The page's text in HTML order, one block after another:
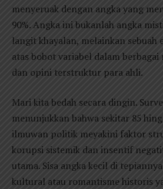
menyeruak dengan angka yang
90%. Angka ini bukanlah angka
langit khayalan, melainkan sebuah
atas bobot variabel dalam
dan opini terstruktur para ahli.
Mari kita bedah secara dingin.
menunjukkan bahwa sekitar 85
ilmuwan politik meyakini faktor
korupsi sistemik dan insentif
utama. Sisa angka kecil di
kultural atau romantisme historis